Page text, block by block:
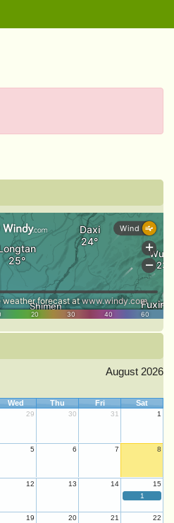
⏸
August 2026
Wed Thu Fri Sat
29 30 31 1
5 6 7 8
12 13 14
15
1
19 20 21
22